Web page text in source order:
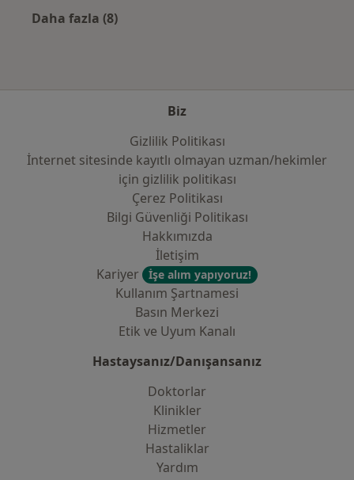
Daha fazla (8)
Biz
Gizlilik Politikası
İnternet sitesinde kayıtlı olmayan uzman/hekimler
i̇çin gizlilik politikası
Çerez Politikası
Bilgi Güvenliği Politikası
Hakkımızda
İletişim
Kariyer
İşe alım yapıyoruz!
Kullanım Şartnamesi
Basın Merkezi
Etik ve Uyum Kanalı
Hastaysanız/Danışansanız
Doktorlar
Klinikler
Hizmetler
Hastaliklar
Yardım